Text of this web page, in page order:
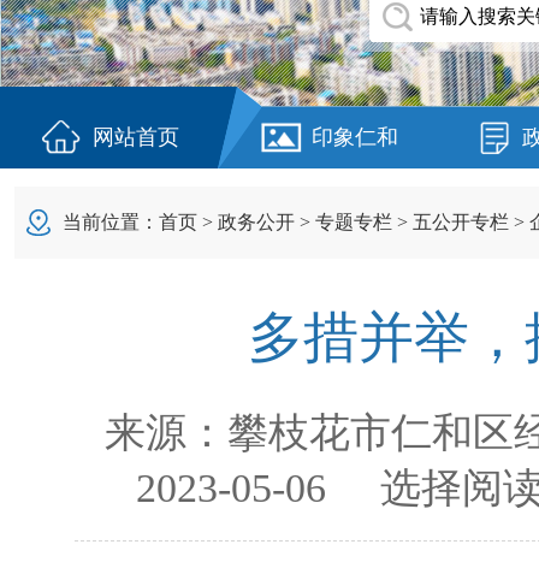
网站首页 印象仁和
当前位置： 首页 > 政务公开 > 专题专栏 > 五公开专栏 >
多措并举
来源： 攀枝花市仁和区
2023-05-06 选择阅